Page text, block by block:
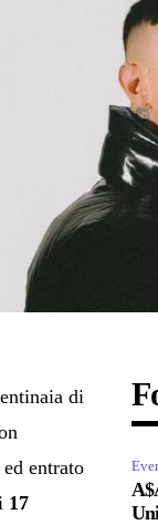
di
ed entrato
17